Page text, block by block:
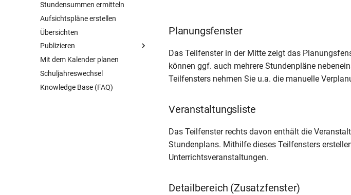
Stundensummen ermitteln
Aufsichtspläne erstellen
Übersichten
Publizieren
Allgemeines
Drucken
Kurznachrichten versenden
Mit dem Kalender planen
Schuljahreswechsel
Knowledge Base (FAQ)
Planungsfenster
Das Teilfenster in der Mitte zeigt das
können ggf. auch mehrere Stundenpläne
Teilfensters nehmen Sie u.a. die manuelle
Veranstaltungsliste
Das Teilfenster rechts davon enthält die
Stundenplans. Mithilfe dieses Teilfensters
Unterrichtsveranstaltungen.
Detailbereich (Zusatzfenster)